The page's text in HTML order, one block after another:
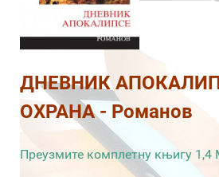
ДНЕВНИК
ОХРАНА - Романов
Преузмите комплетну књигу 1,4